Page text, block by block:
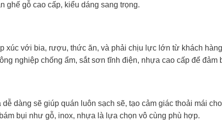
ghế gỗ cao cấp, kiểu dáng sang trọng.
xúc với bia, rượu, thức ăn, và phải chịu lực lớn từ khách
nghiệp chống ẩm, sắt sơn tĩnh điện, nhựa cao cấp để đảm
dàng sẽ giúp quán luôn sạch sẽ, tạo cảm giác thoải mái
bụi như gỗ, inox, nhựa là lựa chọn vô cùng phù hợp.